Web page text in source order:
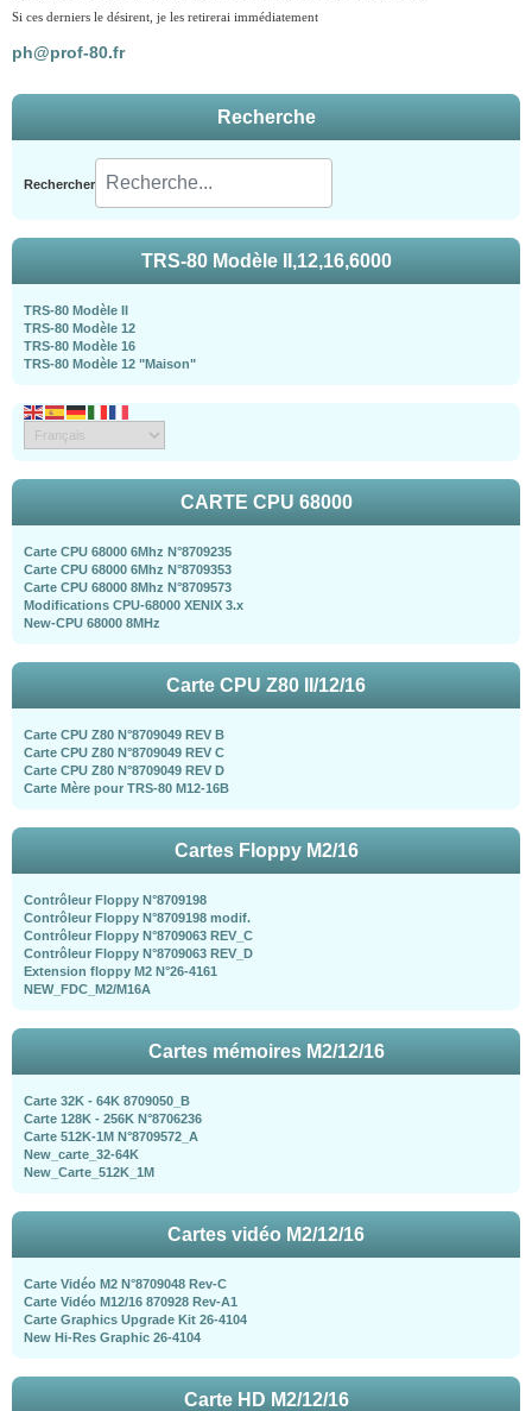
Si ces derniers le désirent, je les retirerai immédiatement
ph@prof-80.fr
Recherche
Rechercher
TRS-80 Modèle II,12,16,6000
TRS-80 Modèle II
TRS-80 Modèle 12
TRS-80 Modèle 16
TRS-80 Modèle 12 "Maison"
CARTE CPU 68000
Carte CPU 68000 6Mhz N°8709235
Carte CPU 68000 6Mhz N°8709353
Carte CPU 68000 8Mhz N°8709573
Modifications CPU-68000 XENIX 3.x
New-CPU 68000 8MHz
Carte CPU Z80 II/12/16
Carte CPU Z80 N°8709049 REV B
Carte CPU Z80 N°8709049 REV C
Carte CPU Z80 N°8709049 REV D
Carte Mère pour TRS-80 M12-16B
Cartes Floppy M2/16
Contrôleur Floppy N°8709198
Contrôleur Floppy N°8709198 modif.
Contrôleur Floppy N°8709063 REV_C
Contrôleur Floppy N°8709063 REV_D
Extension floppy M2 N°26-4161
NEW_FDC_M2/M16A
Cartes mémoires M2/12/16
Carte 32K - 64K 8709050_B
Carte 128K - 256K N°8706236
Carte 512K-1M N°8709572_A
New_carte_32-64K
New_Carte_512K_1M
Cartes vidéo M2/12/16
Carte Vidéo M2 N°8709048 Rev-C
Carte Vidéo M12/16 870928 Rev-A1
Carte Graphics Upgrade Kit 26-4104
New Hi-Res Graphic 26-4104
Carte HD M2/12/16